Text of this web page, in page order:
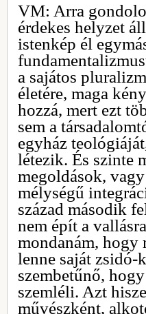
VM: Arra
érdekes helyzet
istenkép él
a sajátos
életére, maga
hozzá, mert ezt
sem a
egyház
létezik. És szinte
megoldások,
mélységű
század második
nem épít a
mondanám, hogy
lenne saját zsidó-
szembetűnő,
szemléli. Azt
művészként,